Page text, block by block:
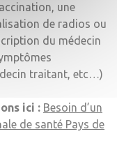
une
de radios ou
du médecin
traitant, etc…)
ici : Besoin d’un
de santé Pays de